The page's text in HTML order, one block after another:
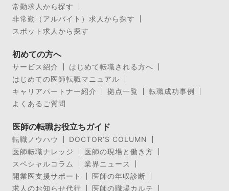
常勤求人から探す
非常勤（アルバイト）求人から探す
スポット求人から探す
初めての方へ
サービス紹介
はじめて転職される方へ
はじめての医師転職マニュアル
キャリアパートナー紹介
拠点一覧
転職成功事例
よくあるご質問
医師の転職お役立ちガイド
転職ノウハウ
DOCTOR’S COLUMN
医師転職ナレッジ
医師の現場と働き方
スペシャルコラム
業界ニュース
開業医支援サポート
医師の年収診断
求人のお知らせ代行
医師の職場カルテ